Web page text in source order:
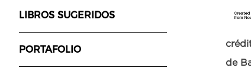
LIBROS SUGERIDOS
PORTAFOLIO
de